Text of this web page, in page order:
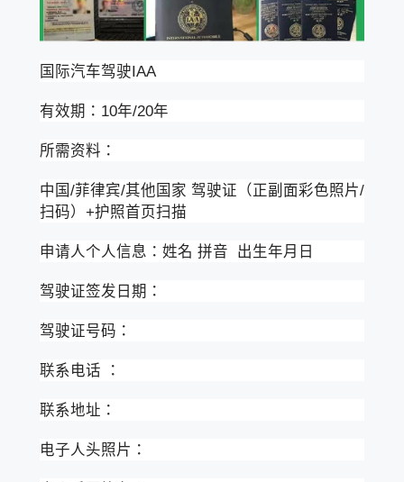
国际汽车驾驶IAA
有效期：10年/20年
所需资料：
中国/菲律宾/其他国家 驾驶证（正副面彩色照片/
扫码）+护照首页扫描
申请人个人信息：姓名 拼音 出生年月日
驾驶证签发日期：
驾驶证号码：
联系电话 ：
联系地址：
电子人头照片：